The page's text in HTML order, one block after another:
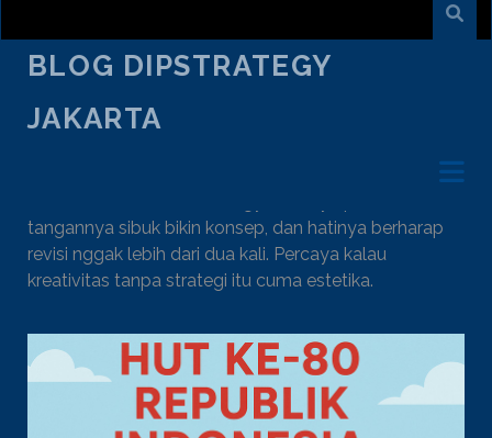
BLOG DIPSTRATEGY
JAKARTA
tangannya sibuk bikin konsep, dan hatinya berharap
revisi nggak lebih dari dua kali. Percaya kalau
kreativitas tanpa strategi itu cuma estetika.